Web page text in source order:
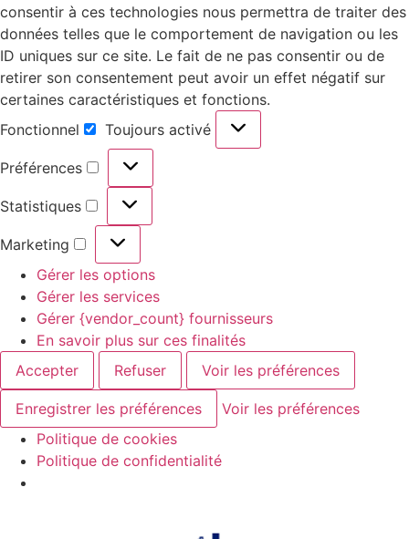
consentir à ces technologies nous permettra de traiter des
données telles que le comportement de navigation ou les
ID uniques sur ce site. Le fait de ne pas consentir ou de
retirer son consentement peut avoir un effet négatif sur
certaines caractéristiques et fonctions.
Fonctionnel
Toujours activé
Préférences
Statistiques
Marketing
Gérer les options
Gérer les services
Gérer {vendor_count} fournisseurs
En savoir plus sur ces finalités
Accepter
Refuser Voir les préférences
Enregistrer les préférences
Voir les préférences
Politique de cookies
Politique de confidentialité